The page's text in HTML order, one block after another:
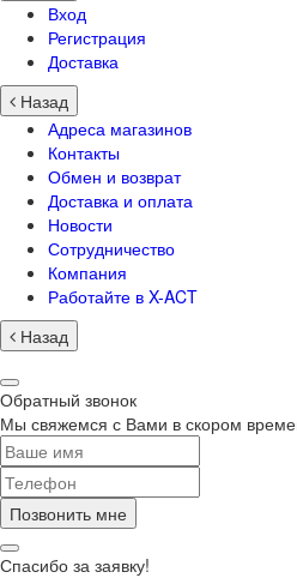
Вход
Регистрация
Доставка
Назад
Адреса магазинов
Контакты
Обмен и возврат
Доставка и оплата
Новости
Сотрудничество
Компания
Работайте в X-ACT
Назад
Обратный звонок
Мы свяжемся с Вами в скором
Позвонить мне
Спасибо за заявку!